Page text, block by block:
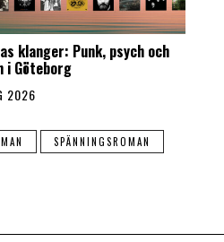
klanger: Punk, psych och
i Göteborg
2026
SPÄNNINGSROMAN